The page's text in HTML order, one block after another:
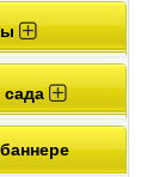
сада